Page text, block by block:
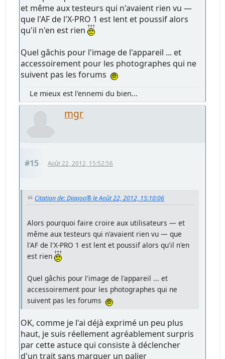
et même aux testeurs qui n'avaient rien vu —
que l'AF de l'X-PRO 1 est lent et poussif alors
qu'il n'en est rien
Quel gâchis pour l'image de l'appareil ... et
accessoirement pour les photographes qui ne
suivent pas les forums
Le mieux est l'ennemi du bien...
mgr
#15 Août 22, 2012, 15:52:56
Citation de: Diapoo® le Août 22, 2012, 15:10:06
Alors pourquoi faire croire aux utilisateurs — et
même aux testeurs qui n'avaient rien vu — que
l'AF de l'X-PRO 1 est lent et poussif alors qu'il n'en
est rien
Quel gâchis pour l'image de l'appareil ... et
accessoirement pour les photographes qui ne
suivent pas les forums
OK, comme je l'ai déjà exprimé un peu plus
haut, je suis réellement agréablement surpris
par cette astuce qui consiste à déclencher
d'un trait sans marquer un palier